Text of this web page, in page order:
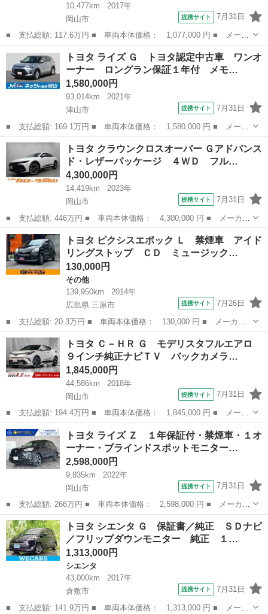
10,477km
2017年
岡山市
提携サイト 7月31日
■ 支払総額: 117.6万円 ■ 車両本体価格： 1,077,000 円 ■ メーカ
ー名： トヨタ ■ 車種名： タンク ■ グレード名： カスタムＧ
－Ｔ 禁煙車 衝突軽減ブレーキ １オーナー 両側電動スライドド
ア ９型...
岡山 岡山市 トヨタ
トヨタ ライズ Ｇ トヨタ認定中古車 ワンオ
ーナー ロングラン保証１年付 メモ…
1,580,000円
93,014km
2021年
津山市
提携サイト 7月31日
■ 支払総額: 169.1万円 ■ 車両本体価格： 1,580,000 円 ■ メーカ
ー名： トヨタ ■ 車種名： ライズ ■ グレード名： Ｇ トヨタ
認定中古車 ワンオーナー ロングラン保証１年付 メモリーナビ
ＤＶＤ再...
岡山 津山市 トヨタ
トヨタ クラウンクロスオーバー Ｇアドバンス
ド・レザーパッケージ ４ＷＤ フル…
4,300,000円
14,419km
2023年
岡山市
提携サイト 7月31日
■ 支払総額: 446万円 ■ 車両本体価格： 4,300,000 円 ■ メーカー
名： トヨタ ■ 車種名： クラウンクロスオーバー ■ グレード
名： Ｇアドバンスド・レザーパッケージ ４ＷＤ フルセグ メモ
リーナビ ミ...
岡山 岡山市 トヨタ
トヨタ ピクシスエポック Ｌ 禁煙車 アイド
リングストップ ＣＤ ミュージック…
130,000円
その他
139,950km
2014年
広島県 三原市
提携サイト 7月26日
■ 支払総額: 20.3万円 ■ 車両本体価格： 130,000 円 ■ メーカー
名： トヨタ ■ 車種名： ピクシスエポック ■ グレード名：
Ｌ 禁煙車 アイドリングストップ ＣＤ ミュージックプレイヤー
接続可 キーレ...
広島 三原市 その他
トヨタ Ｃ－ＨＲ Ｇ モデリスタフルエアロ
９インチ純正ナビＴＶ バックカメラ…
1,845,000円
44,586km
2018年
岡山市
提携サイト 7月31日
■ 支払総額: 194.4万円 ■ 車両本体価格： 1,845,000 円 ■ メーカ
ー名： トヨタ ■ 車種名： Ｃ－ＨＲ ■ グレード名： Ｇ モデ
リスタフルエアロ ９インチ純正ナビＴＶ バックカメラ 衝突軽減
ブレーキ...
岡山 岡山市 トヨタ
トヨタ ライズ Ｚ １年保証付・禁煙車・１オ
ーナー・ブラインドスポットモニター…
2,598,000円
9,835km
2022年
岡山市
提携サイト 7月31日
■ 支払総額: 266万円 ■ 車両本体価格： 2,598,000 円 ■ メーカー
名： トヨタ ■ 車種名： ライズ ■ グレード名： Ｚ １年保証
付・禁煙車・１オーナー・ブラインドスポットモニター・パノラミッ
クビューモ...
岡山 岡山市 トヨタ
トヨタ シエンタ Ｇ 保証書／純正 ＳＤナビ
／フリップダウンモニター 純正 １…
1,313,000円
シエンタ
43,000km
2017年
倉敷市
提携サイト 7月31日
■ 支払総額: 141.9万円 ■ 車両本体価格： 1,313,000 円 ■ メーカ